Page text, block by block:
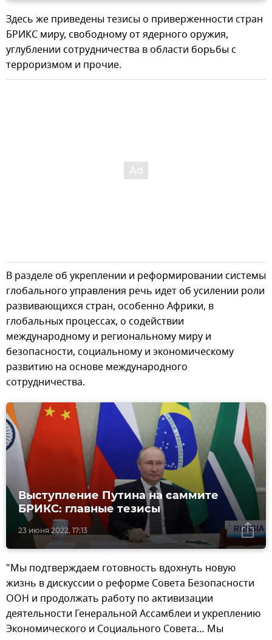
Здесь же приведены тезисы о приверженности стран
БРИКС миру, свободному от ядерного оружия,
углублении сотрудничества в области борьбы с
терроризмом и прочие.
В разделе об укреплении и реформировании системы
глобального управления речь идет об усилении роли
развивающихся стран, особенно Африки, в
глобальных процессах, о содействии
международному и региональному миру и
безопасности, социальному и экономическому
развитию на основе международного
сотрудничества.
23 июня 2022, 17:13
Выступление Путина на саммите
БРИКС: главные тезисы
"Мы подтверждаем готовность вдохнуть новую
жизнь в дискуссии о реформе Совета Безопасности
ООН и продолжать работу по активизации
деятельности Генеральной Ассамблеи и укреплению
Экономического и Социального Совета… Мы